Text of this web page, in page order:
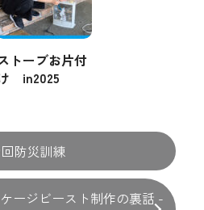
トーブお片付
in2025
防災訓練
ージビースト制作の裏話 -